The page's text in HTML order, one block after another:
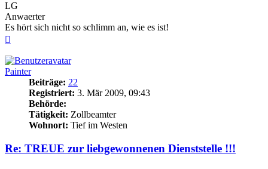
LG
Anwaerter
Es hört sich nicht so schlimm an, wie es ist!
Painter
Beiträge: 22
Registriert: 3. Mär 2009, 09:43
Behörde:
Tätigkeit: Zollbeamter
Wohnort: Tief im Westen
Re: TREUE zur liebgewonnenen Dienststelle !!!